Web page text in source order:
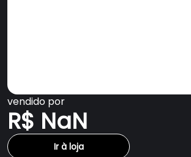
vendido por
R$ NaN
Ir à loja